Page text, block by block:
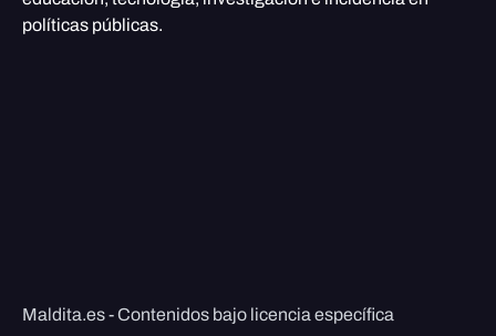
políticas públicas.
Maldita.es - Contenidos bajo licencia específica